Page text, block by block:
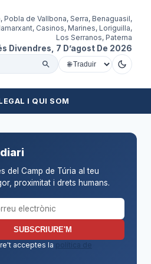
Pobla de Vallbona, Serra, Benaguasil,
Casinos, Marines, Loriguilla,
Los Serranos, Paterna
Divendres, 7 D’agost De 2026
I QUI SOM
del Camp de Túria al teu
proximitat i drets humans.
per al butlletí
SUBSCRIURE'M
acceptes la
política de